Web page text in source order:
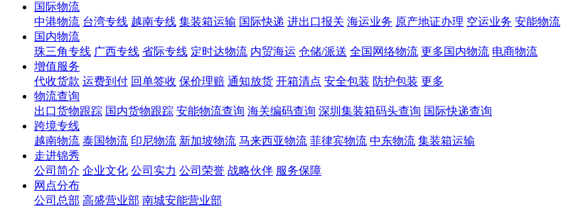
国际物流
中港物流 台湾专线 越南专线 集装箱运输 国际快递 进出口报关 海运业务 原产地证办理 空运业务 安能物流
国内物流
珠三角专线 广西专线 省际专线 定时达物流 内贸海运 仓储/派送 全国网络物流 更多国内物流 电商物流
增值服务
代收货款 运费到付 回单签收 保价理赔 通知放货 开箱清点 安全包装 防护包装 更多
物流查询
出口货物跟踪 国内货物跟踪 安能物流查询 海关编码查询 深圳集装箱码头查询 国际快递查询
跨境专线
越南物流 泰国物流 印尼物流 新加坡物流 马来西亚物流 菲律宾物流 中东物流 集装箱运输
走进锦秀
公司简介 企业文化 公司实力 公司荣誉 战略伙伴 服务保障
网点分布
公司总部 高盛营业部 南城安能营业部